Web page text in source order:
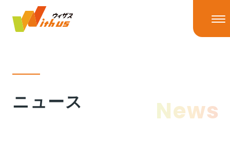
ニュース News